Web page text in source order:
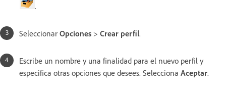
.
Seleccionar Opciones > Crear perfil.
Escribe un nombre y una finalidad para el nuevo perfil y
especifica otras opciones que desees. Selecciona Aceptar.